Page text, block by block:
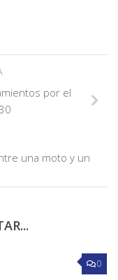
por el
una moto y un
0